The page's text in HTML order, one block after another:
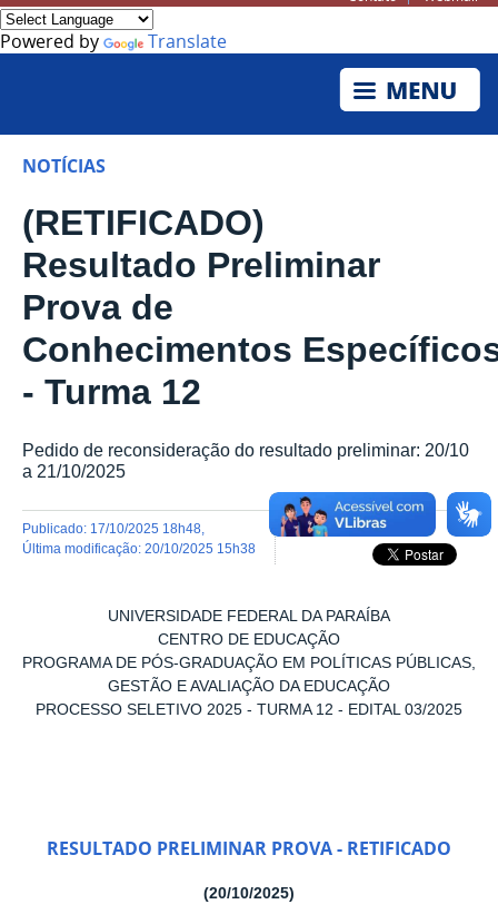
Powered by Translate
NOTÍCIAS
(RETIFICADO)
Resultado Preliminar
Prova de
Conhecimentos
- Turma 12
Pedido de reconsideração do resultado preliminar: 20/10
a 21/10/2025
publicado: 17/10/2025 18h48
última modificação: 20/10/2025 15h38
UNIVERSIDADE FEDERAL DA PARAÍBA
CENTRO DE EDUCAÇÃO
PROGRAMA DE PÓS-GRADUAÇÃO EM POLÍTICAS PÚBLICAS,
GESTÃO E AVALIAÇÃO DA EDUCAÇÃO
PROCESSO SELETIVO 2025 - TURMA 12 - EDITAL 03/2025
RESULTADO PRELIMINAR PROVA - RETIFICADO
(20/10/2025)